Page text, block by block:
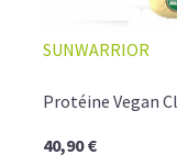
SUNWARRIOR
Protéine Vegan
40,90 €